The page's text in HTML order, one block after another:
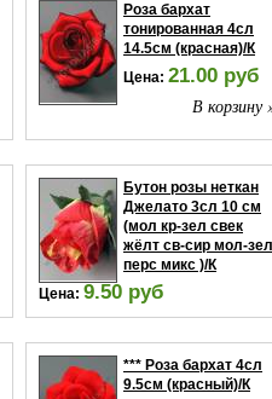
Роза бархат
тонированная 4сл
14.5см (красная)/К
Цена: 21.00 руб
В корзину
Бутон розы неткан
Джелато 3сл 10 см
(мол кр-зел свек
жёлт св-сир мол-зел
перс микс )/К
Цена: 9.50 руб
В корзину
*** Роза бархат 4сл
9.5см (красный)/К